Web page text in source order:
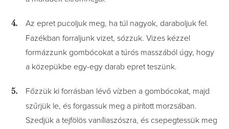
Az epret pucoljuk meg, ha túl nagyok, daraboljuk fel.
Fazékban forraljunk vizet, sózzuk. Vizes kézzel
formázzunk gombócokat a túrós masszából úgy, hogy
a közepükbe egy-egy darab epret teszünk.
Főzzük ki forrásban lévő vízben a gombócokat, majd
szűrjük le, és forgassuk meg a pirított morzsában.
Szedjük a tejfölös vaníliaszószra, és csepegtessük meg